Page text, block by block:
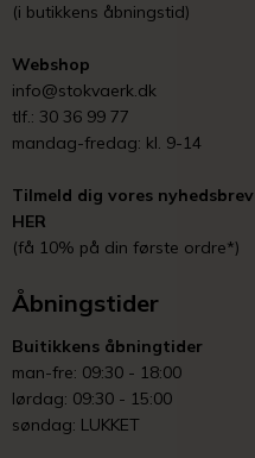
(i butikkens åbningstid)
Webshop
info@stokvaerk.dk
tlf.: 30 36 99 77
mandag-fredag: kl. 9-14
Tilmeld dig vores nyhedsbrev
HER
(få 10% på din første ordre*)
Åbningstider
Buitikkens åbningtider
man-fre: 09:30 - 18:00
lørdag: 09:30 - 15:00
søndag: LUKKET